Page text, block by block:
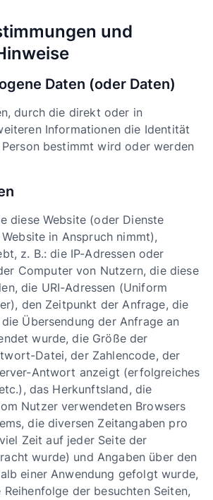
und
Daten (oder Daten)
durch die direkt oder in
Informationen die Identität
bestimmt wird oder werden
diese Website (oder Dienste
in Anspruch nimmt),
z. B.: die IP-Adressen oder
Computer von Nutzern, die diese
die URI-Adressen (Uniform
den Zeitpunkt der Anfrage, die
Übersendung der Anfrage an
wurde, die Größe der
Datei, der Zahlencode, der
Antwort anzeigt (erfolgreiches
das Herkunftsland, die
Nutzer verwendeten Browsers
die diversen Zeitangaben pro
Zeit auf jeder Seite der
wurde) und Angaben über den
einer Anwendung gefolgt wurde,
der besuchten Seiten,